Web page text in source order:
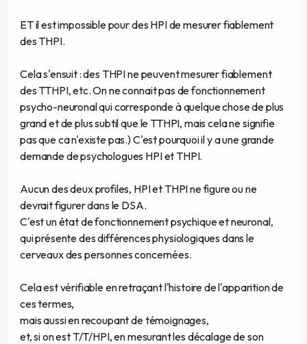
ET il est impossible pour des HPI de mesurer fiablement
des THPI.
Cela s'ensuit : des THPI ne peuvent mesurer fiablement
des TTHPI, etc. On ne connait pas de fonctionnement
psycho-neuronal qui corresponde à quelque chose de plus
grand et de plus subtil que le TTHPI, mais cela ne signifie
pas que ca n'existe pas.) C'est pourquoi il y a une grande
demande de psychologues HPI et THPI.
Aucun des deux profiles, HPI et THPI ne figure ou ne
devrait figurer dans le DSA.
C'est un état de fonctionnement psychique et neuronal,
qui présente des différences physiologiques dans le
cerveaux des personnes concernées.
Cela est vérifiable en retraçant l'histoire de l'apparition de
ces termes,
mais aussi en recoupant de témoignages,
et, si on est T/T/HPI, en mesurant les décalage de son